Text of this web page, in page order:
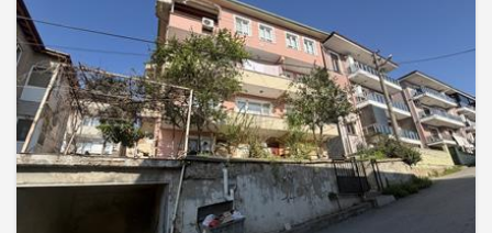
4. İşlendikleri Amaçla Bağlantılı, Sınırlı
ve Ölçülü Olma
MASTERTURK FRANCHİSİNG
GAYRİMENKUL SATIŞ VE PAZARLAMA
A.Ş. kişisel verileri belirlenen
amaçların gerçekleştirilmesine
elverişli bir biçimde işleyecek ve
amacın gerçekleştirilmesi ile ilgili